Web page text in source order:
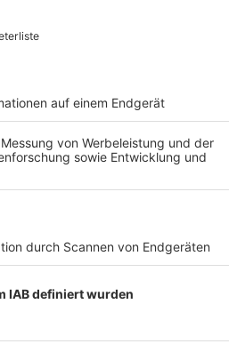
Märkte & Messen Narretei